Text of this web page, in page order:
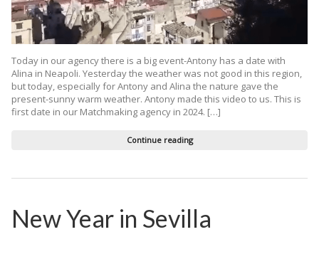
Today in our agency there is a big event-Antony has a date with
Alina in Neapoli. Yesterday the weather was not good in this region,
but today, especially for Antony and Alina the nature gave the
present-sunny warm weather. Antony made this video to us. This is
first date in our Matchmaking agency in 2024. […]
Continue reading
New Year in Sevilla